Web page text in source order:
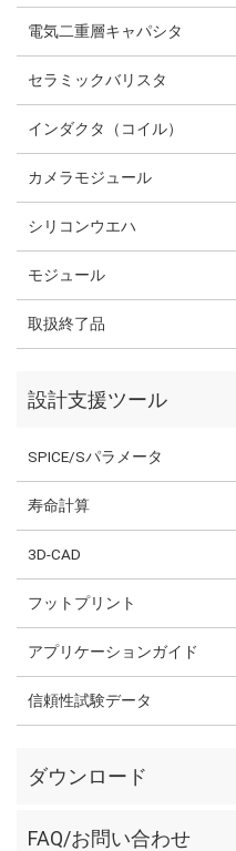
電気二重層キャパシタ
セラミックバリスタ
インダクタ（コイル）
カメラモジュール
シリコンウエハ
モジュール
取扱終了品
設計支援ツール
SPICE/Sパラメータ
寿命計算
3D-CAD
フットプリント
アプリケーションガイド
信頼性試験データ
ダウンロード
FAQ/お問い合わせ